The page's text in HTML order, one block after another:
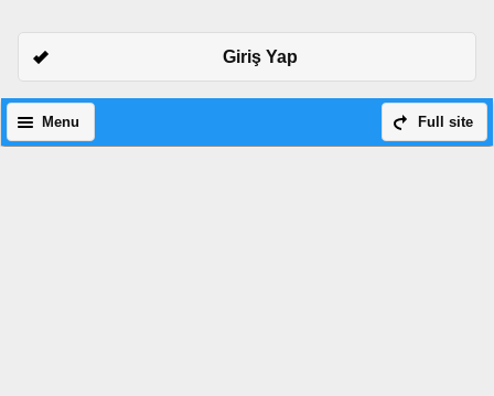
Giriş Yap
Full site
Menu